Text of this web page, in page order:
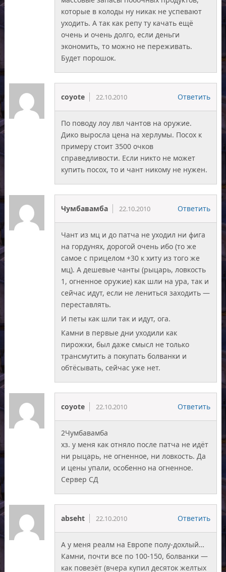
которые в колоды ну никак не успевают
уходить. А так как репу ту качать ещё
очень и очень долго, если деньги
экономить, то можно не переживать.
Будет порошок.
coyote 22.10.2010 Ответить
По поводу лоу лвл чантов на оружие.
Дико выросла цена на херлумы. Посох к
примеру стоит 3500 очков
справедливости. Если никто не может
купить посох, то и чант никому не нужен.
Чумбавамба 22.10.2010 Ответить
Чант из мц и до патча не уходил ни фига
на гордунях, дорогой очень ибо (то же
самое с прицелом +30 к хиту из того же
мц). А дешевые чанты (рыцарь, ловкость
1, огненное оружие) как шли на ура, так и
сейчас идут, если не лениться заходить —
переставлять.
И петы как шли так и идут, ога.
Камни в первые дни уходили как
пирожки, был даже смысл не только
трансмутить а покупать болванки и
обтёсывать, сейчас уже нет.
coyote 22.10.2010 Ответить
2Чумбавамба
хз. у меня как отняло после патча не идёт
ни рыцарь, не огненное, ни ловкость. Да
и цены упали, особенно на огненное.
Сервер СД
abseht 22.10.2010 Ответить
А у меня реалм на Европе полу-дохлый…
Камни, почти все по 100-150, болванки —
как повезёт (вчера купил десяток желтых